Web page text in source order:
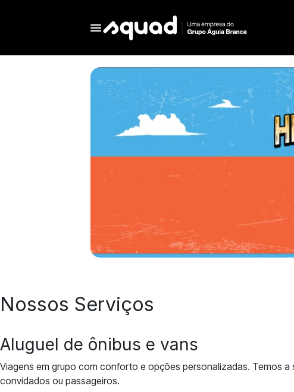
Nossos Serviços
Aluguel de ônibus e vans
Viagens em grupo com conforto e opções personalizadas. Temos a
convidados ou passageiros.